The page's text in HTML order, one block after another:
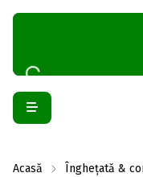
Acasă Înghețată &